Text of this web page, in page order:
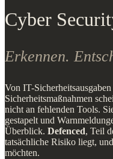
Cyber
Erkennen.
Von IT-
Sicherheitsmaßnahmen
nicht an fehlenden Tools.
gestapelt und
Überblick. Defenced, Teil
tatsächliche Risiko liegt,
möchten.